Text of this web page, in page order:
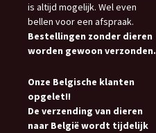
is altijd mogelijk. Wel even
bellen voor een afspraak.
Bestellingen zonder dieren
worden gewoon verzonden.
Onze Belgische klanten
opgelet!!
De verzending van dieren
naar België wordt tijdelijk